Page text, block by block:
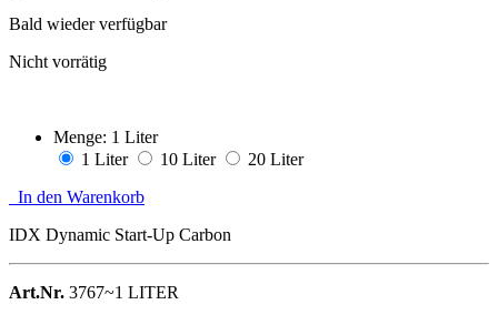
Bald wieder verfügbar
Nicht vorrätig
Menge: 1 Liter
1 Liter
10 Liter
20 Liter
In den Warenkorb
IDX Dynamic Start-Up Carbon
Art.Nr. 3767~1 LITER